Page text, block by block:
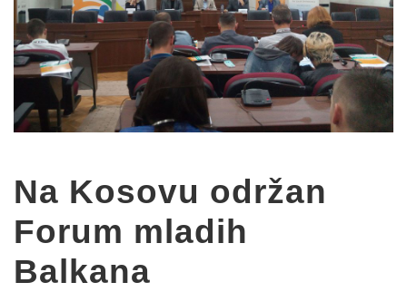
Na Kosovu održan
Forum mladih
Balkana